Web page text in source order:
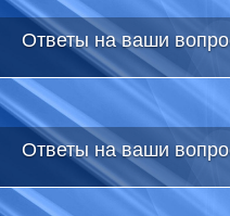
Ответы на ваши
Ответы на ваши